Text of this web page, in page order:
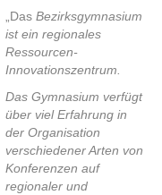
„Das Bezirksgymnasium
ist ein regionales
Ressourcen-
Innovationszentrum.
Das Gymnasium verfügt
über viel Erfahrung in
der Organisation
verschiedener Arten von
Konferenzen auf
regionaler und